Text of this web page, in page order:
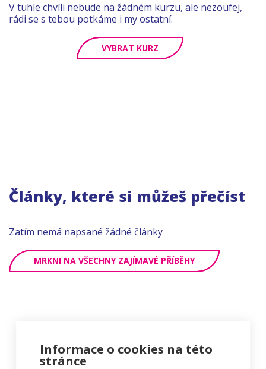
V tuhle chvíli nebude na žádném kurzu, ale nezoufej,
rádi se s tebou potkáme i my ostatní.
VYBRAT KURZ
Články, které si můžeš přečíst
Zatím nemá napsané žádné články
MRKNI NA VŠECHNY ZAJÍMAVÉ PŘÍBĚHY
Informace o cookies na této
stránce